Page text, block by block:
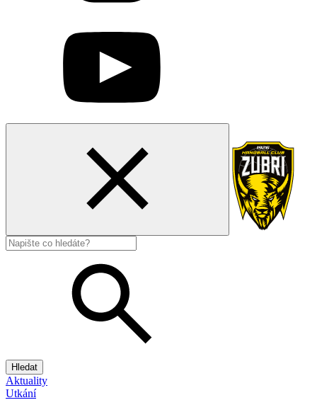
Hledat
Aktuality
Utkání